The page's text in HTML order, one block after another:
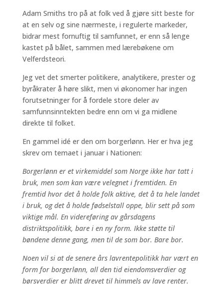
Adam Smiths tro på at folk ved å gjøre sitt beste for
at en selv og sine nærmeste, i regulerte markeder,
bidrar mest fornuftig til samfunnet, er enn så lenge
kastet på bålet, sammen med lærebøkene om
Velferdsteori.
Jeg vet det smerter politikere, analytikere, prester og
byråkrater å høre slikt, men vi økonomer har ingen
forutsetninger for å fordele store deler av
samfunnsinntekten bedre enn om vi ga midlene
direkte til folket.
En gammel idé er den om borgerlønn. Her er hva jeg
skrev om temaet i januar i Nationen:
Borgerlønn er et virkemiddel som Norge ikke har tatt i
bruk, men som kan være velegnet i fremtiden. En
fremtid hvor det å holde folk aktive, det å ta hele landet
i bruk, og det å holde fødselstall oppe, blir sett på som
viktige mål. En videreføring av gårsdagens
distriktspolitikk, bare i en ny form. Ikke støtte til
bøndene denne gang, men til de som bor. Bare bor.
Noen vil si at de senere års lavrentepolitikk har vært en
form for borgerlønn, all den tid eiendomsverdier og
børsverdier er blitt drevet til himmels av lave renter.